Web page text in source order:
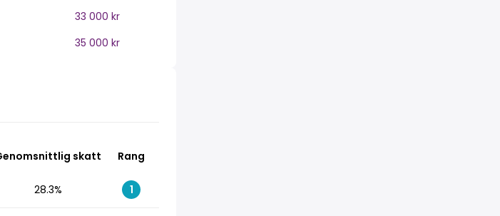
33 000 kr
35 000 kr
skatt Rang
28.3% 1